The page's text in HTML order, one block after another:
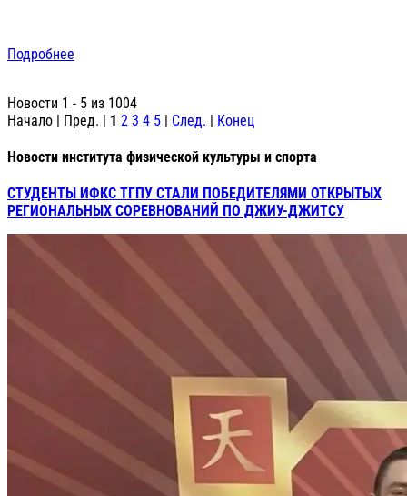
Подробнее
Новости 1 - 5 из 1004
Начало | Пред. | 1 2 3 4 5 | След. | Конец
Новости института физической культуры и спорта
СТУДЕНТЫ ИФКС ТГПУ СТАЛИ ПОБЕДИТЕЛЯМИ ОТКРЫТЫХ
РЕГИОНАЛЬНЫХ СОРЕВНОВАНИЙ ПО ДЖИУ-ДЖИТСУ